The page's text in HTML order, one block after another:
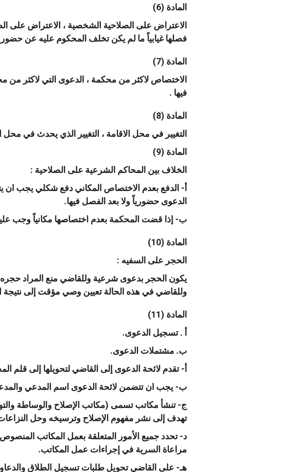
المادة (6)
الاعتراض على الصلاحية الشخصية ، الاعتراض على
فصلها غيابياً ما لم يكن تخلف المحكوم عليه عن
المادة (7)
الاختصاص لاكثر من محكمة ، الدعوى التي لاكثر من
فيها .
المادة (8)
التغيير في محل الاقامة ، التغيير الذي يحدث في محل
المادة (9)
الخلاف بين المحاكم الشرعية على الصلاحية :
أ- الدفع بعدم الاختصاص المكاني دفع شكلي يجب ان
الدعوى حضورياً ولا بعد الفصل فيها.
ب- إذا قضت المحكمة بعدم اختصاصها مكانياً وجب
المادة (10)
الحجر على السفيه :
يكون الحجر بدعوى شرعية وللقاضي منع المراد
وللقاضي في هذه الحالة تعيين وصي مؤقت إلى نتيجة
المادة (11)
أ . تسجيل الدعوى.
ب. مشتملات الدعوى.
أ- تقدم لائحة الدعوى إلى القاضي لتحويلها إلى قلم
ب- يجب ان تتضمن لائحة الدعوى اسم المدعي والمدعى
ج- تنشأ مكاتب تسمى (مكاتب الإصلاح والوساطة
تهدف إلى نشر مفهوم الإصلاح وترسيخه وحل
د- تحدد جميع الأمور المتعلقة بعمل المكاتب
مراعاة السرية في إجراءات عمل المكاتب.
هـ- على القاضي تحويل طلبات تسجيل الطلاق